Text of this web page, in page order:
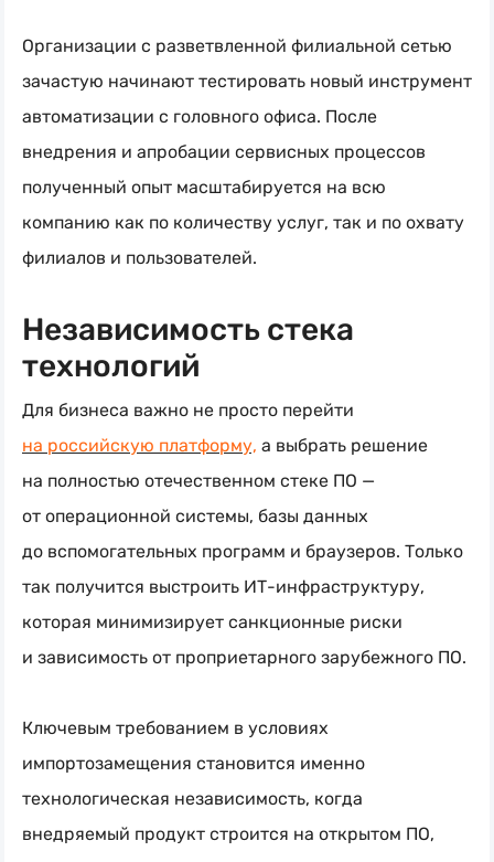
Организации с разветвленной филиальной сетью
зачастую начинают тестировать новый инструмент
автоматизации с головного офиса. После
внедрения и апробации сервисных процессов
полученный опыт масштабируется на всю
компанию как по количеству услуг, так и по охвату
филиалов и пользователей.
Независимость стека
технологий
Для бизнеса важно не просто перейти
на российскую платформу, а выбрать решение
на полностью отечественном стеке ПО —
от операционной системы, базы данных
до вспомогательных программ и браузеров. Только
так получится выстроить ИТ-инфраструктуру,
которая минимизирует санкционные риски
и зависимость от проприетарного зарубежного ПО.
Ключевым требованием в условиях
импортозамещения становится именно
технологическая независимость, когда
внедряемый продукт строится на открытом ПО,